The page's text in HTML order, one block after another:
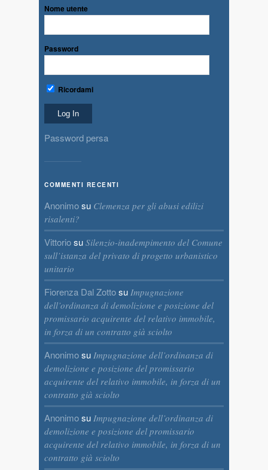
Nome utente
Password
Ricordami
Password persa
COMMENTI RECENTI
Anonimosu Clemenza per gli abusi edilizi
risalenti?
Vittoriosu Silenzio-inadempimento del Comune
sull’istanza del privato di progetto urbanistico
unitario
Fiorenza Dal Zottosu Impugnazione
dell’ordinanza di demolizione e posizione del
promissario acquirente del relativo immobile,
in forza di un contratto già sciolto
Anonimosu Impugnazione dell’ordinanza di
demolizione e posizione del promissario
acquirente del relativo immobile, in forza di un
contratto già sciolto
Anonimosu Impugnazione dell’ordinanza di
demolizione e posizione del promissario
acquirente del relativo immobile, in forza di un
contratto già sciolto